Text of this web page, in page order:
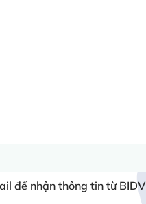
để nhận thông tin từ BIDV